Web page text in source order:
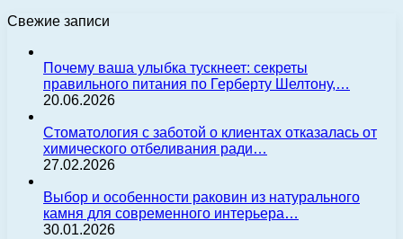
Свежие записи
Почему ваша улыбка тускнеет: секреты
правильного питания по Герберту Шелтону,…
20.06.2026
Стоматология с заботой о клиентах отказалась от
химического отбеливания ради…
27.02.2026
Выбор и особенности раковин из натурального
камня для современного интерьера…
30.01.2026